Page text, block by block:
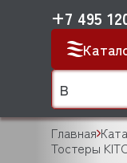
+7 495
Главная
Тостеры